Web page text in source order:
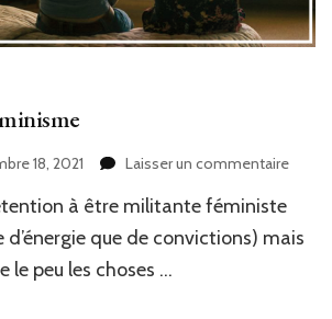
18, 2021 Laisser un commentairesur
à être militante féministe
d’énergie que de convictions) mais
le peu les choses …